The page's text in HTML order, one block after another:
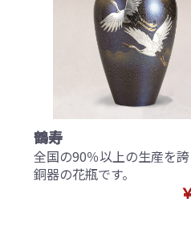
鶴寿
全国の90％以上の生産を
銅器の花瓶です。